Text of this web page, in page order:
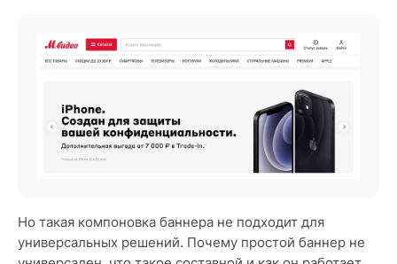
Но такая компоновка баннера не подходит для
универсальных решений. Почему простой баннер не